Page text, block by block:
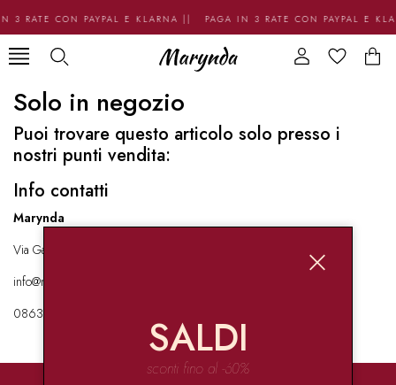
3 RATE CON PAYPAL E KLARNA || PAGA IN 3 RATE CON PAYPAL E
Solo in negozio
Puoi trovare questo articolo solo presso i
nostri punti vendita:
Info contatti
Marynda
Via Garibaldi 136 67051 Avezzano
info@marynda.com
08631871946
SALDI
sconti fino al -60%